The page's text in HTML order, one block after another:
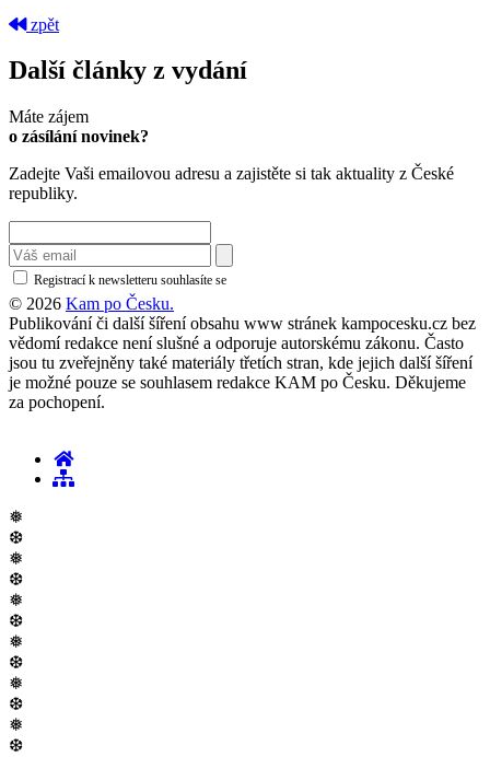
zpět
Další články z vydání
Máte zájem
o zásílání novinek?
Zadejte Vaši emailovou adresu a zajistěte si tak aktuality z České
republiky.
Registrací k newsletteru souhlasíte se
© 2026 Kam po Česku.
Publikování či další šíření obsahu www stránek kampocesku.cz bez
vědomí redakce není slušné a odporuje autorskému zákonu. Často
jsou tu zveřejněny také materiály třetích stran, kde jejich další šíření
je možné pouze se souhlasem redakce KAM po Česku. Děkujeme
za pochopení.
❅
❆
❅
❆
❅
❆
❅
❆
❅
❆
❅
❆